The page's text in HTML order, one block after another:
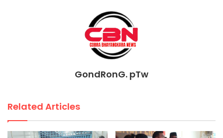
GondRonG. pTw
Related Articles